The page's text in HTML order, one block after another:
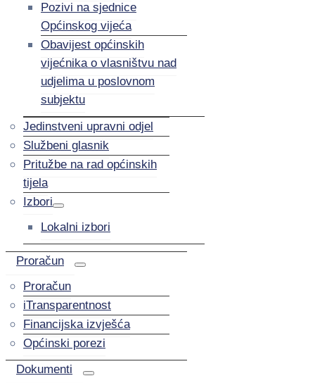
Pozivi na sjednice
Općinskog vijeća
Obavijest općinskih
vijećnika o vlasništvu nad
udjelima u poslovnom
subjektu
Jedinstveni upravni odjel
Službeni glasnik
Pritužbe na rad općinskih
tijela
Izbori
Lokalni izbori
Proračun
Proračun
iTransparentnost
Financijska izvješća
Općinski porezi
Dokumenti